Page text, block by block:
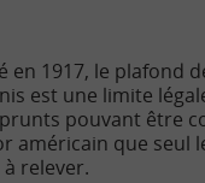
en 1917, le plafond
est une limite
pouvant être
américain que seul
relever.